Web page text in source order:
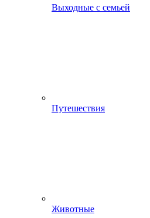
Выходные с семьей
Путешествия
Животные